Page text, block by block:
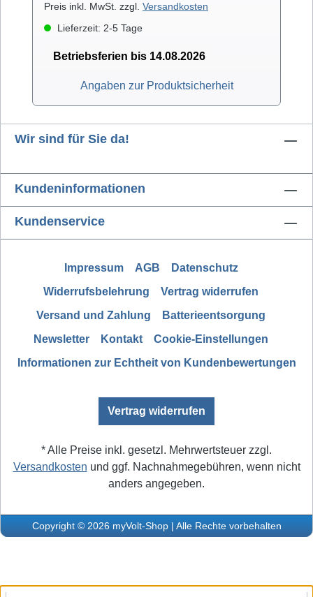
Preis inkl. MwSt. zzgl. Versandkosten
Lieferzeit: 2-5 Tage
Betriebsferien bis 14.08.2026
Angaben zur Produktsicherheit
Wir sind für Sie da!
Kundeninformationen
Kundenservice
Impressum AGB
Datenschutz
Widerrufsbelehrung
Vertrag widerrufen
Versand und Zahlung
Batterieentsorgung
Newsletter
Kontakt
Cookie-Einstellungen
Informationen zur Echtheit von Kundenbewertungen
Vertrag widerrufen
* Alle Preise inkl. gesetzl. Mehrwertsteuer zzgl.
Versandkosten und ggf. Nachnahmegebühren, wenn nicht
anders angegeben.
Copyright © 2026 myVolt-Shop | Alle Rechte vorbehalten